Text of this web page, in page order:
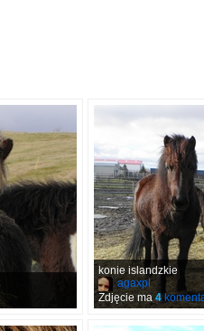
konie islandzkie
agaxpl
Zdjęcie ma 4